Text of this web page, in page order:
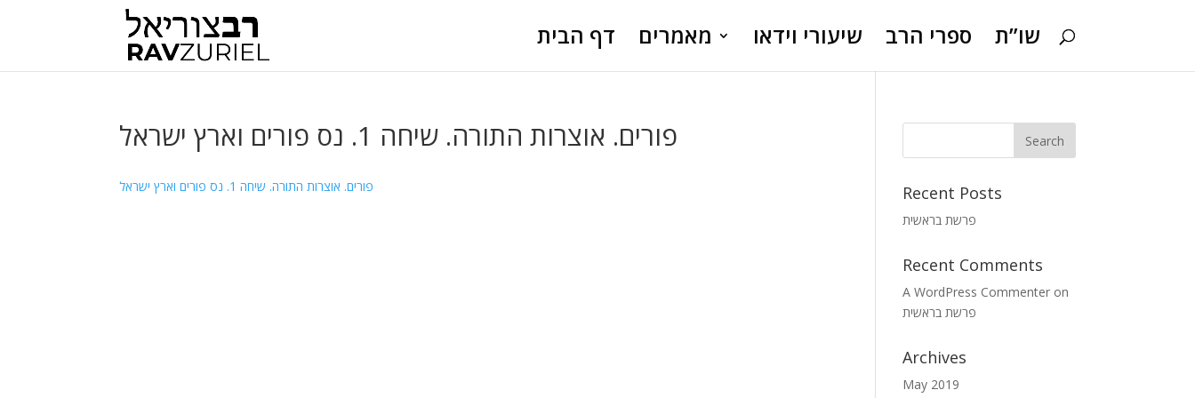
דף הבית מאמרים שיעורי וידאו ספרי הרב שו”ת
פורים. אוצרות התורה. שיחה 1. נס פורים וארץ ישראל
פורים. אוצרות התורה. שיחה 1. נס פורים וארץ ישראל Recent Posts
פרשת בראשית
Recent Comments
A WordPress Commenter on
פרשת בראשית
Archives
May 2019